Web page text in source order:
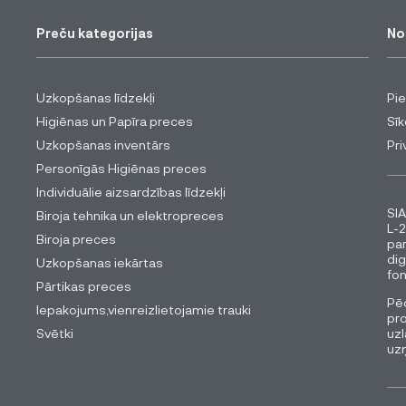
Preču kategorijas
Uzkopšanas līdzekļi
Higiēnas un Papīra preces
Uzkopšanas inventārs
Personīgās Higiēnas preces
Individuālie aizsardzības līdzekļi
Biroja tehnika un elektropreces
Biroja preces
Uzkopšanas iekārtas
Pārtikas preces
Iepakojums,vienreizlietojamie trauki
Svētki
L-